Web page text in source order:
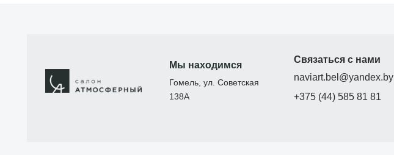
Мы находимся
Гомель, ул. Советская
138А
Связаться с нами
naviart.bel@yandex.by
+375 (44) 585 81 81